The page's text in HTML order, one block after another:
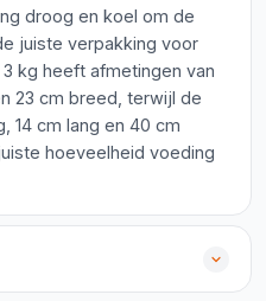
droog en koel om de
juiste verpakking voor
kg heeft afmetingen van
23 cm breed, terwijl de
14 cm lang en 40 cm
hoeveelheid voeding